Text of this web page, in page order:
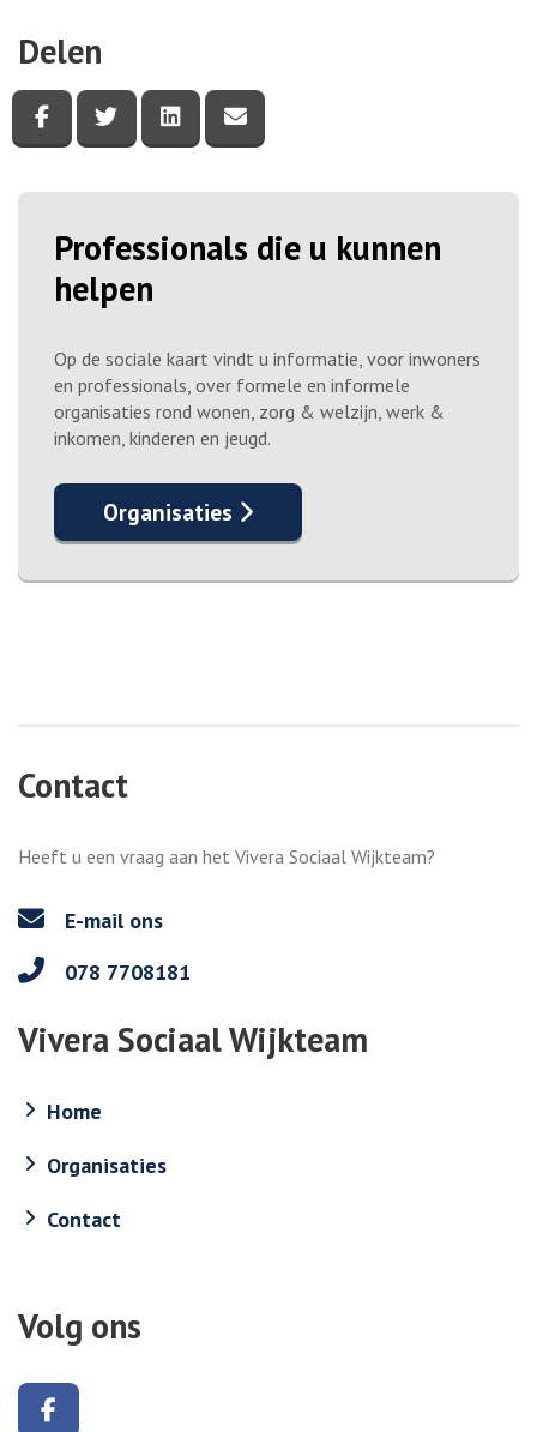
Delen
Deel deze pagina via Facebook
Deel deze pagina via Twitter
Deel deze pagina via LinkedIn
Professionals die u kunnen
helpen
Op de sociale kaart vindt u informatie, voor inwoners
en professionals, over formele en informele
organisaties rond wonen, zorg & welzijn, werk &
inkomen, kinderen en jeugd.
Organisaties
Contact
Heeft u een vraag aan het Vivera Sociaal Wijkteam?
E-mail ons
078 7708181
Vivera Sociaal Wijkteam
Home
Organisaties
Contact
Volg ons